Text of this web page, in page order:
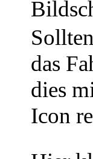
das
dies
Icon